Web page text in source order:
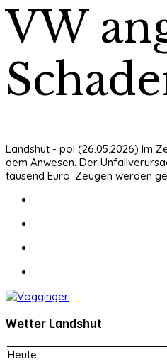
VW
Landshut - pol (26.05.2026) Im
dem Anwesen. Der
tausend Euro. Zeugen werden
Wetter Landshut
Heute